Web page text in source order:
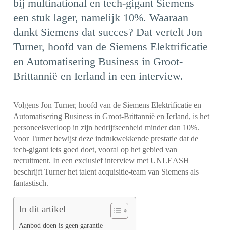
bij multinational en tech-gigant Siemens
een stuk lager, namelijk 10%. Waaraan
dankt Siemens dat succes? Dat vertelt Jon
Turner, hoofd van de Siemens Elektrificatie
en Automatisering Business in Groot-
Brittannië en Ierland in een interview.
Volgens Jon Turner, hoofd van de Siemens Elektrificatie en
Automatisering Business in Groot-Brittannië en Ierland, is het
personeelsverloop in zijn bedrijfseenheid minder dan 10%.
Voor Turner bewijst deze indrukwekkende prestatie dat de
tech-gigant iets goed doet, vooral op het gebied van
recruitment. In een exclusief interview met UNLEASH
beschrijft Turner het talent acquisitie-team van Siemens als
fantastisch.
In dit artikel
Aanbod doen is geen garantie